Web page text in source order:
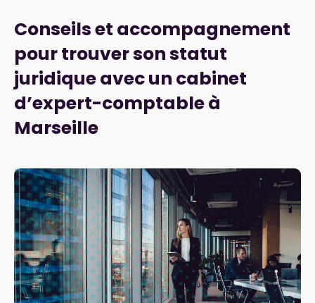
Conseils et accompagnement
pour trouver son statut
juridique avec un cabinet
d’expert-comptable à
Marseille